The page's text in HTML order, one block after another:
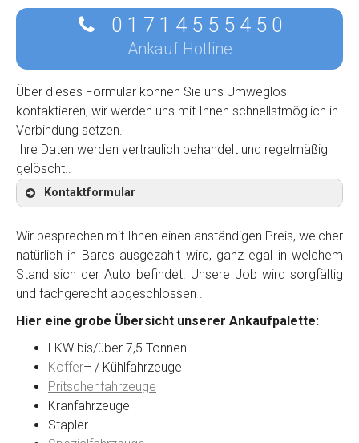
0 1 7 1 4 5 5 5 4 5 0
Ankauf Hotline
Über dieses Formular können Sie uns Umweglos
kontaktieren, wir werden uns mit Ihnen schnellstmöglich in
Verbindung setzen.
Ihre Daten werden vertraulich behandelt und regelmäßig
gelöscht..
Kontaktformular
Kontaktformular
Marke*
Baujahr
Wir besprechen mit Ihnen einen anständigen Preis, welcher
natürlich in Bares ausgezahlt wird, ganz egal in welchem
Stand sich der Auto befindet. Unsere Job wird sorgfältig
und fachgerecht abgeschlossen .
Hier eine grobe Übersicht unserer Ankaufpalette:
LKW bis/über 7,5 Tonnen
Koffer– / Kühlfahrzeuge
Pritschenfahrzeuge
Kranfahrzeuge
Stapler